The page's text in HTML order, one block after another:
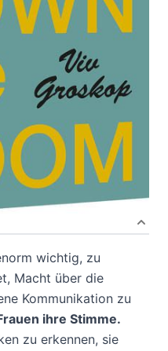
ISBN: 978-3-648-
16714-4
wichtig, zu
Macht über die
Kommunikation zu
ihre Stimme.
zu erkennen, sie